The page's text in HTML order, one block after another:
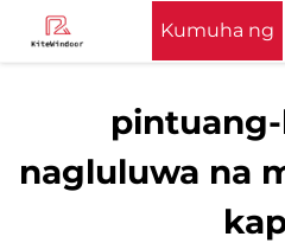
Kumuha ng
nagluluwa na